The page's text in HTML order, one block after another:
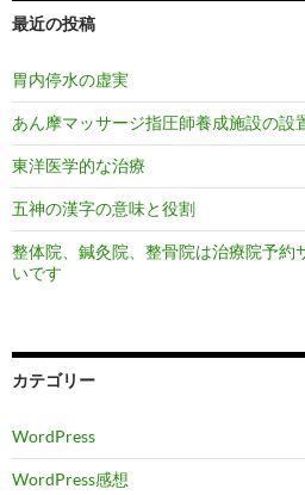
シ
ョ
ン
最近の投稿
胃内停水の虚実
あん摩マッサージ指圧師養成施設の設
東洋医学的な治療
五神の漢字の意味と役割
整体院、鍼灸院、整骨院は治療院予約
いです
カテゴリー
WordPress
WordPress感想